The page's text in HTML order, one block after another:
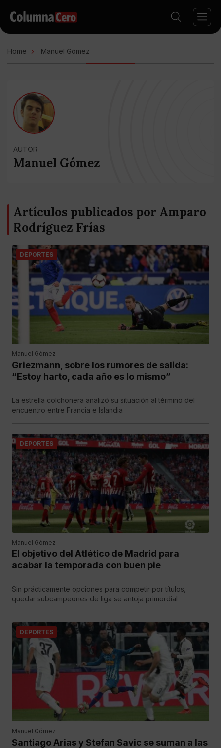
Home Manuel Gómez
AUTOR
Manuel Gómez
Artículos publicados por Amparo
Rodríguez Frías
DEPORTES
Manuel Gómez
Griezmann, sobre los rumores de salida:
“Estoy harto, cada año es lo mismo”
La estrella colchonera analizó su situación al término del
encuentro entre Francia e Islandia
DEPORTES
Manuel Gómez
El objetivo del Atlético de Madrid para
acabar la temporada con buen pie
Sin prácticamente opciones para competir por títulos,
quedar subcampeones de liga se antoja primordial
DEPORTES
Manuel Gómez
Santiago Arias y Stefan Savic se suman a las